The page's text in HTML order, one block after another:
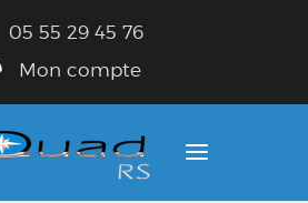
05 55 29 45 76
Mon compte